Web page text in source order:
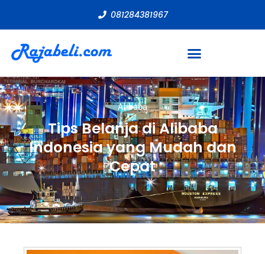
081284381967
Alibaba
Tips Belanja di Alibaba
Indonesia yang Mudah dan
Cepat